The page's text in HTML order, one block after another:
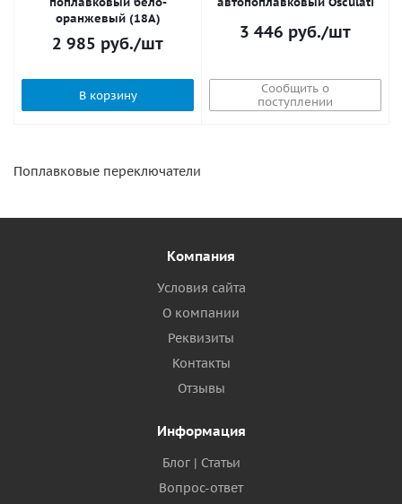
оранжевый (18A)
2 985 руб./шт
В корзину
3 446 руб./шт
Сообщить о
поступлении
Поплавковые переключатели
Компания
Условия сайта
О компании
Реквизиты
Контакты
Отзывы
Информация
Блог | Статьи
Вопрос-ответ